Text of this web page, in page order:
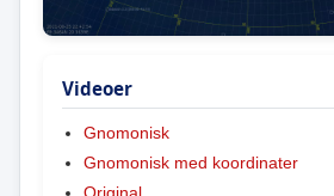
Videoer
Gnomonisk
Gnomonisk med koordinater
Original